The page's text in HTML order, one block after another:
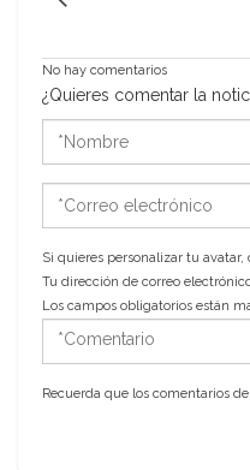
No hay comentarios
¿Quieres comentar la
electrónico
Si quieres personalizar tu avatar,
Tu dirección de correo
Los campos obligatorios están
*Comentario
Recuerda que los comentarios